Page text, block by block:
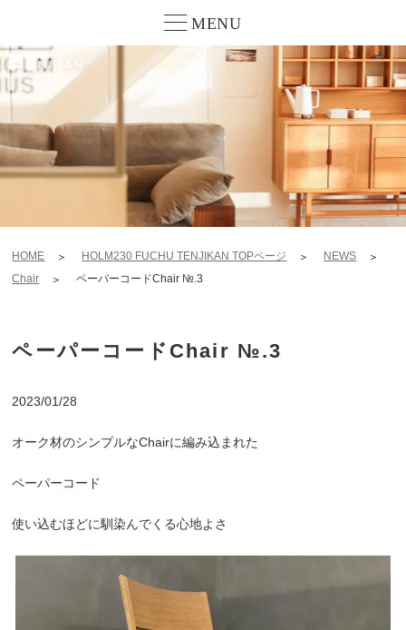
MENU
HOME HOLM230 FUCHU TENJIKAN TOPページ
NEWS
Chair
ペーパーコードChair №.3
ペーパーコードChair №.3
2023/01/28
オーク材のシンプルなChairに編み込まれた
ペーパーコード
使い込むほどに馴染んでくる心地よさ